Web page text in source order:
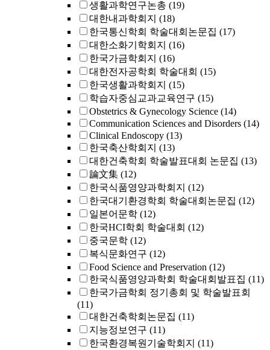
생활과학연구논총 (19)
대한내과학회지 (18)
한국통신학회 학술대회논문집 (17)
대한소화기학회지 (16)
한국가금학회지 (16)
대한전자공학회 학술대회 (15)
한국생활과학회지 (15)
학습자중심교과교육연구 (15)
Obstetrics & Gynecology Science (14)
Communication Sciences and Disorders (14)
Clinical Endoscopy (13)
한국축산학회지 (13)
대한건축학회 학술발표대회 논문집 (13)
論文集 (12)
한국식품영양과학회지 (12)
한국대기환경학회 학술대회논문집 (12)
일본어문학 (12)
한국HCI학회 학술대회 (12)
중국문학 (12)
복식문화연구 (12)
Food Science and Preservation (12)
한국식품영양과학회 학술대회발표집 (11)
한국가금학회 정기총회 및 학술발표회
(11)
대한건축학회논문집 (11)
지능정보연구 (11)
한국환경복원기술학회지 (11)